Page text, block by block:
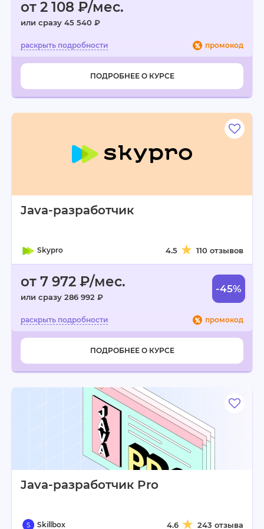
от 2 108 ₽/мес.
или сразу 45 540 ₽
промокод
ПОДРОБНЕЕ О КУРСЕ
Java-разработчик
Skypro 4.5 110 отзывов
от 7 972 ₽/мес.
или сразу 286 992 ₽
-45%
промокод
ПОДРОБНЕЕ О КУРСЕ
Java-разработчик Pro
Skillbox 4.6 243 отзыва